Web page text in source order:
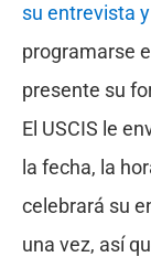
su entrevista
programarse
presente su
El USCIS le
la fecha, la
celebrará su
una vez, así